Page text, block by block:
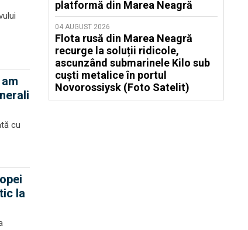
cu
la
platformă din Marea Neagră
04 AUGUST 2026
Flota rusă din Marea Neagră
recurge la soluții ridicole,
ascunzând submarinele Kilo sub
cuști metalice în portul
Novorossiysk (Foto Satelit)